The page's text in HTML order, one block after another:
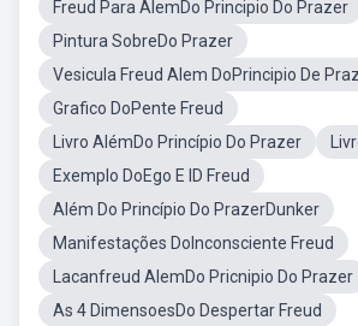
Freud Para AlemDo Principio Do Prazer
Pintura SobreDo Prazer
Vesicula Freud Alem DoPrincipio De
Grafico DoPente Freud
Livro AlémDo Princípio Do Prazer
Exemplo DoEgo E ID Freud
Além Do Princípio Do PrazerDunker
Manifestações DoInconsciente Freud
Lacanfreud AlemDo Pricnipio Do Prazer
As 4 DimensoesDo Despertar Freud